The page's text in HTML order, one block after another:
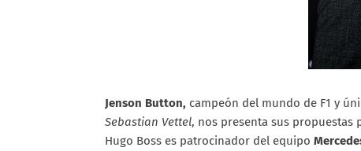
Jenson Button, campeón del mundo de F1 y
Sebastian Vettel, nos presenta sus propuestas
Hugo Boss es patrocinador del equipo